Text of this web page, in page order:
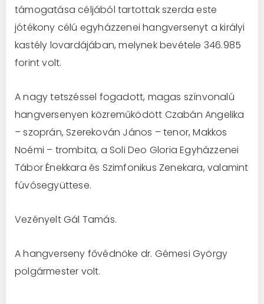
támogatása céljából tartottak szerda este
jótékony célú egyházzenei hangversenyt a királyi
kastély lovardájában, melynek bevétele 346.985
forint volt.
A nagy tetszéssel fogadott, magas színvonalú
hangversenyen közreműködött Czabán Angelika
– szoprán, Szerekován János – tenor, Makkos
Noémi – trombita, a Soli Deo Gloria Egyházzenei
Tábor Énekkara és Szimfonikus Zenekara, valamint
fúvósegyüttese.
Vezényelt Gál Tamás.
A hangverseny fővédnöke dr. Gémesi György
polgármester volt.